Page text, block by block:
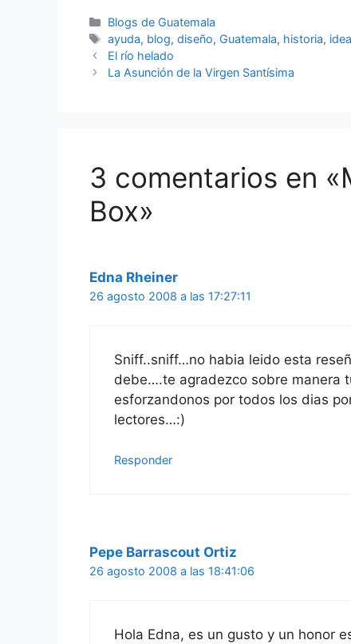
Categorías
Blogs de Guatemala
Etiquetas
ayuda, blog,diseño, Guatemala, historia, idea
El río helado
La Asunción de la Virgen Santísima
3 comentarios en
Box»
Edna Rheiner
26 agosto 2008 a las 17:27:11
Sniff..sniff…no habia leido esta
debe….te agradezco sobre manera
esforzandonos por todos los dias
lectores…:)
Responder
Pepe Barrascout Ortiz
26 agosto 2008 a las 18:41:06
Hola Edna, es un gusto y un honor